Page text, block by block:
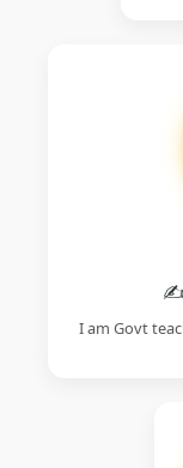
✍️
I am Govt